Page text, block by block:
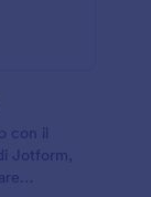
con il
Jotform,